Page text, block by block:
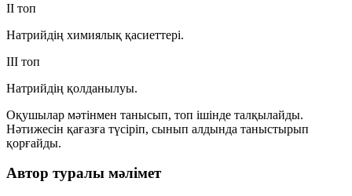
II топ
Натрийдің химиялық қасиеттері.
III топ
Натрийдің қолданылуы.
Оқушылар мәтінмен танысып, топ ішінде талқылайды.
Нәтижесін қағазға түсіріп, сынып алдында таныстырып
қорғайды.
Автор туралы мәлімет